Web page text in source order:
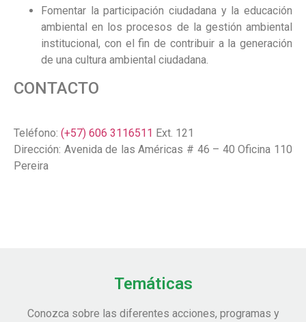
Fomentar la participación ciudadana y la educación
ambiental en los procesos de la gestión ambiental
institucional, con el fin de contribuir a la generación
de una cultura ambiental ciudadana.
CONTACTO
Teléfono: (+57) 606 3116511 Ext. 121
Dirección: Avenida de las Américas # 46 – 40 Oficina 110
Pereira
Temáticas
Conozca sobre las diferentes acciones, programas y